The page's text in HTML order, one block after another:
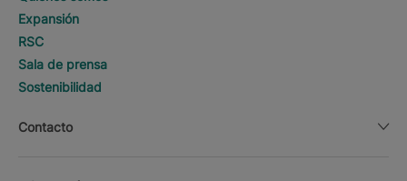
Expansión
RSC
Sala de prensa
Sostenibilidad
Contacto